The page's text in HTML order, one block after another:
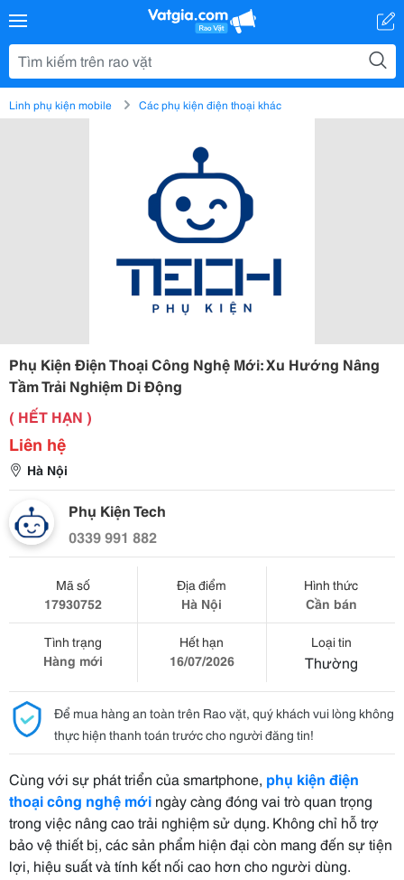
Linh phụ kiện mobile Các phụ kiện điện thoại khác
Phụ Kiện Điện Thoại Công Nghệ Mới: Xu Hướng Nâng
Tầm Trải Nghiệm Di Động
( HẾT HẠN )
Liên hệ
Hà Nội
Phụ Kiện Tech
0339 991 882
Mã số
17930752
Địa điểm
Hà Nội
Hình thức
Cần bán
Tình trạng
Hàng mới
Hết hạn
16/07/2026
Loại tin
Thường
Để mua hàng an toàn trên Rao vặt, quý khách vui lòng không
thực hiện thanh toán trước cho người đăng tin!
Cùng với sự phát triển của smartphone, phụ kiện điện
thoại công nghệ mới ngày càng đóng vai trò quan trọng
trong việc nâng cao trải nghiệm sử dụng. Không chỉ hỗ trợ
bảo vệ thiết bị, các sản phẩm hiện đại còn mang đến sự tiện
lợi, hiệu suất và tính kết nối cao hơn cho người dùng.